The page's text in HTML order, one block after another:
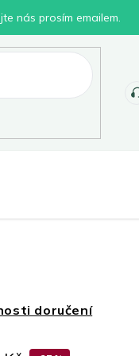
nás prosím emailem.
doručení